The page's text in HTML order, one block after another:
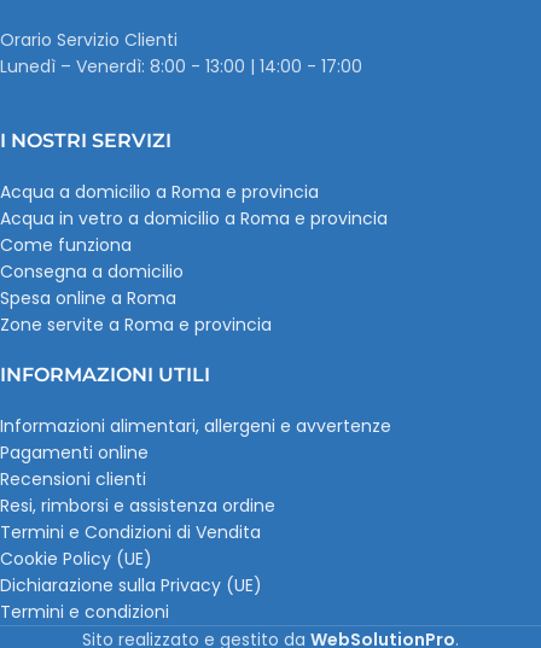
Orario Servizio Clienti
Lunedì – Venerdì: 8:00 - 13:00 | 14:00 - 17:00
I NOSTRI SERVIZI
Acqua a domicilio a Roma e provincia
Acqua in vetro a domicilio a Roma e provincia
Come funziona
Consegna a domicilio
Spesa online a Roma
Zone servite a Roma e provincia
INFORMAZIONI UTILI
Informazioni alimentari, allergeni e avvertenze
Pagamenti online
Recensioni clienti
Resi, rimborsi e assistenza ordine
Termini e Condizioni di Vendita
Cookie Policy (UE)
Dichiarazione sulla Privacy (UE)
Termini e condizioni
Sito realizzato e gestito da WebSolutionPro.